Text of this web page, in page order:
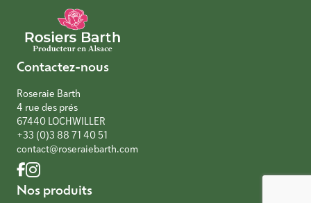
Contactez-nous
Roseraie Barth
4 rue des prés
67440 LOCHWILLER
+33 (0)3 88 71 40 51
contact@roseraiebarth.com
Nos produits